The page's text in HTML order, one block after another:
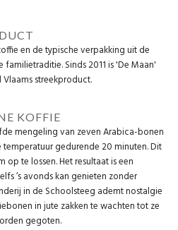
en de typische verpakking uit de
Sinds 2011 is 'De Maan'
streekproduct.
KOFFIE
mengeling van zeven Arabica-bonen
gedurende 20 minuten. Dit
te lossen. Het resultaat is een
’s avonds kan genieten zonder
in de Schoolsteeg ademt nostalgie
in jute zakken te wachten tot ze
gegoten.